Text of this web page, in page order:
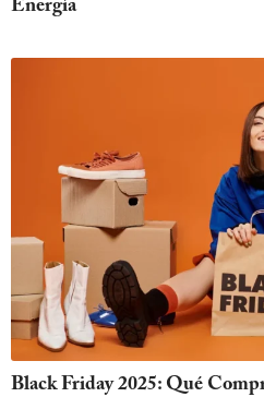
Energía
Black Friday 2025: Qué